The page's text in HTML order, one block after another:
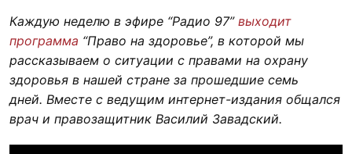
Каждую неделю в эфире “Радио 97” выходит
программа “Право на здоровье”, в которой мы
рассказываем о ситуации с правами на охрану
здоровья в нашей стране за прошедшие семь
дней. Вместе с ведущим интернет-издания общался
врач и правозащитник Василий Завадский.